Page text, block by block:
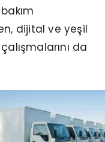
dijital ve yeşil
da